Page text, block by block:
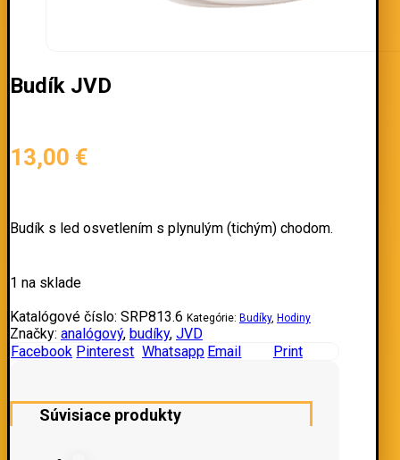
Budík JVD
13,00 €
Budík s led osvetlením s plynulým (tichým) chodom.
1 na sklade
Katalógové číslo: SRP813.6 Kategórie: Budíky, Hodiny
Značky: analógový, budíky, JVD
Facebook Pinterest Whatsapp Email Print
Súvisiace produkty